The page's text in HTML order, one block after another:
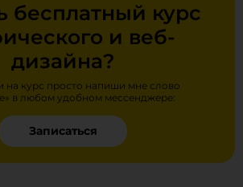
бесплатный курс
и веб-
дизайна?
на курс просто напиши мне слово
в любом удобном мессенджере:
Записаться